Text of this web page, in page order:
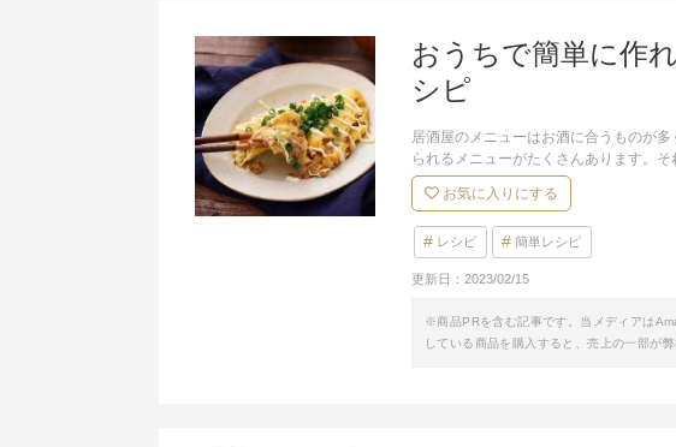
おうちで簡単に作
シピ
居酒屋のメニューはお酒に合うものが
られるメニューがたくさんあります。
お気に入りにする
レシピ 簡単レシピ
更新日： 2023/02/15
※商品PRを含む記事です。当メディアは
している商品を購入すると、売上の一部が弊